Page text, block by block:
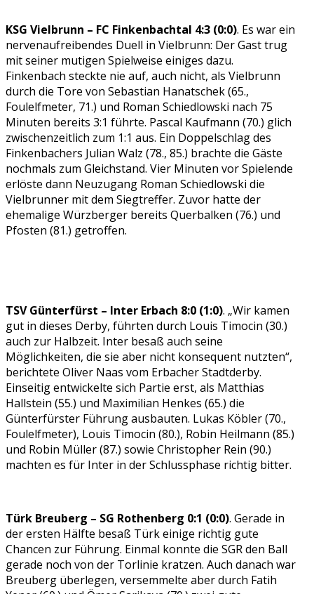
KSG Vielbrunn – FC Finkenbachtal 4:3 (0:0). Es war ein
nervenaufreibendes Duell in Vielbrunn: Der Gast trug
mit seiner mutigen Spielweise einiges dazu.
Finkenbach steckte nie auf, auch nicht, als Vielbrunn
durch die Tore von Sebastian Hanatschek (65.,
Foulelfmeter, 71.) und Roman Schiedlowski nach 75
Minuten bereits 3:1 führte. Pascal Kaufmann (70.) glich
zwischenzeitlich zum 1:1 aus. Ein Doppelschlag des
Finkenbachers Julian Walz (78., 85.) brachte die Gäste
nochmals zum Gleichstand. Vier Minuten vor Spielende
erlöste dann Neuzugang Roman Schiedlowski die
Vielbrunner mit dem Siegtreffer. Zuvor hatte der
ehemalige Würzberger bereits Querbalken (76.) und
Pfosten (81.) getroffen.
TSV Günterfürst – Inter Erbach 8:0 (1:0). „Wir kamen
gut in dieses Derby, führten durch Louis Timocin (30.)
auch zur Halbzeit. Inter besaß auch seine
Möglichkeiten, die sie aber nicht konsequent nutzten“,
berichtete Oliver Naas vom Erbacher Stadtderby.
Einseitig entwickelte sich Partie erst, als Matthias
Hallstein (55.) und Maximilian Henkes (65.) die
Günterfürster Führung ausbauten. Lukas Köbler (70.,
Foulelfmeter), Louis Timocin (80.), Robin Heilmann (85.)
und Robin Müller (87.) sowie Christopher Rein (90.)
machten es für Inter in der Schlussphase richtig bitter.
Türk Breuberg – SG Rothenberg 0:1 (0:0). Gerade in
der ersten Hälfte besaß Türk einige richtig gute
Chancen zur Führung. Einmal konnte die SGR den Ball
gerade noch von der Torlinie kratzen. Auch danach war
Breuberg überlegen, versemmelte aber durch Fatih